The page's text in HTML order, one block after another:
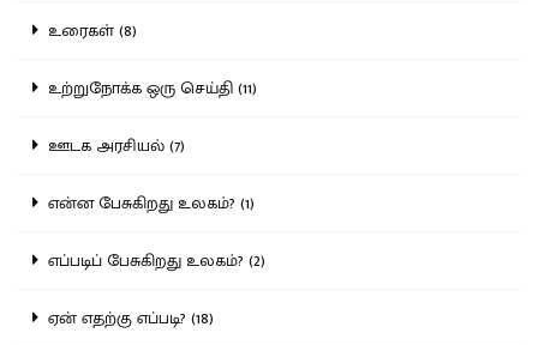
உரைகள் (8)
உற்றுநோக்க ஒரு செய்தி (11)
ஊடக அரசியல் (7)
என்ன பேசுகிறது உலகம்? (1)
எப்படிப் பேசுகிறது உலகம்? (2)
ஏன் எதற்கு எப்படி? (18)